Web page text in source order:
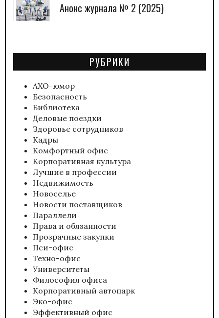
Анонс журнала № 2 (2025)
РУБРИКИ
АХО-юмор
Безопасность
Библиотека
Деловые поездки
Здоровье сотрудников
Кадры
Комфортный офис
Корпоративная культура
Лучшие в профессии
Недвижимость
Новоселье
Новости поставщиков
Параллели
Права и обязанности
Прозрачные закупки
Пси-офис
Техно-офис
Университеты
Философия офиса
Корпоративный автопарк
Эко-офис
Эффективный офис